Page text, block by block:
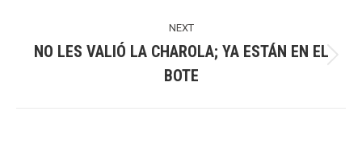
NEXT
post:
NO LES VALIÓ LA CHAROLA; YA ESTÁN EN EL
BOTE